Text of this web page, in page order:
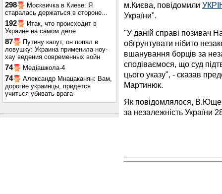
298
Москвичка в Киеве: Я
старалась держаться в стороне...
192
Итак, что происходит в
Украине на самом деле
87
Путину капут, он попал в
ловушку: Украина применила ноу-
хау ведения современных войн
74 Медіашкола-4
74
Александр Мнацаканян: Вам,
дорогие украинцы, придется
учиться убивать врага
м.Києва, повідомили
України".
"У даній справі позивач
обгрунтувати нібито
вшанування борців за
сподіваємося, що суд
цього указу", - сказав
Мартинюк.
Як повідомлялося,
за незалежність України